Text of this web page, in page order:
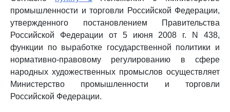
промышленности и торговли Российской Федерации,
утвержденного постановлением Правительства
Российской Федерации от 5 июня 2008 г. N 438,
функции по выработке государственной политики и
нормативно-правовому регулированию в сфере
народных художественных промыслов осуществляет
Министерство промышленности и торговли
Российской Федерации.